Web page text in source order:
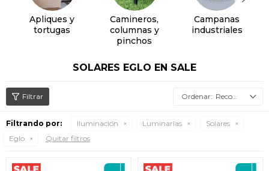
Apliques y
tortugas
Camineros,
columnas y
pinchos
Campanas
industriales
SOLARES EGLO EN SALE
Recomendados
Filtrando por: Iluminación Luminarias
Solares
Eglo
Quitar filtros